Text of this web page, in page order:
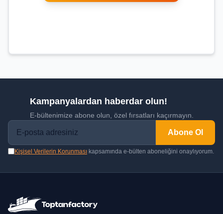
Kampanyalardan haberdar olun!
E-bültenimize abone olun, özel fırsatları kaçırmayın.
Abone Ol
Kişisel Verilerin Korunması kapsamında e-bülten aboneliğini onaylıyorum.